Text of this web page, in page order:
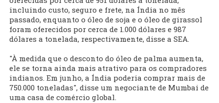
incluindo custo, seguro e frete, na Índia no mês
passado, enquanto o óleo de soja e o óleo de girassol
foram oferecidos por cerca de 1.000 dólares e 987
dólares a tonelada, respectivamente, disse a SEA.
"À medida que o desconto do óleo de palma aumenta,
ele se torna ainda mais atrativo para os compradores
indianos. Em junho, a Índia poderia comprar mais de
750.000 toneladas", disse um negociante de Mumbai de
uma casa de comércio global.